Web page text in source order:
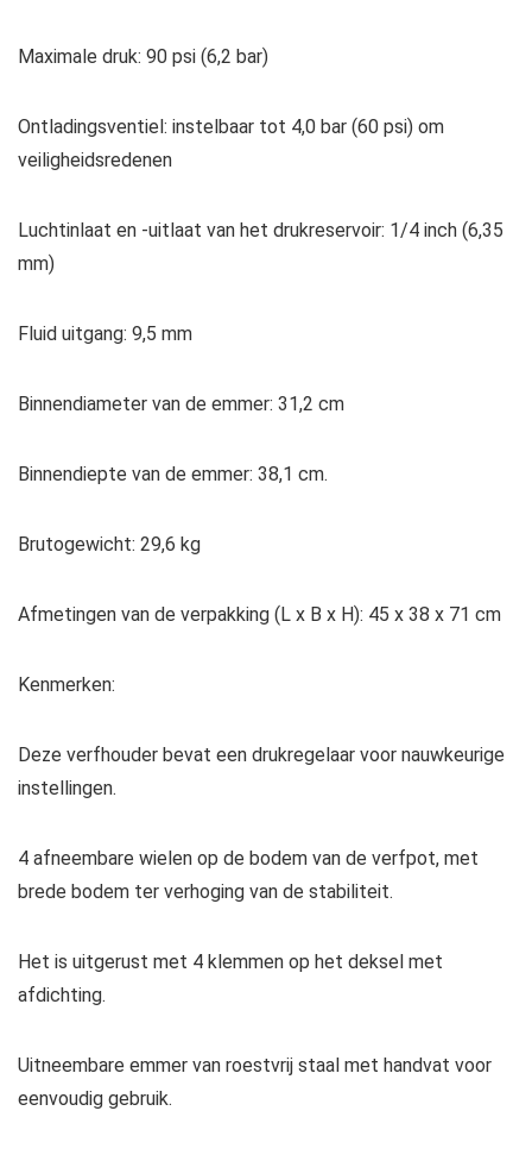
Maximale druk: 90 psi (6,2 bar)
Ontladingsventiel: instelbaar tot 4,0 bar (60 psi) om
veiligheidsredenen
Luchtinlaat en -uitlaat van het drukreservoir: 1/4 inch (6,35
mm)
Fluid uitgang: 9,5 mm
Binnendiameter van de emmer: 31,2 cm
Binnendiepte van de emmer: 38,1 cm.
Brutogewicht: 29,6 kg
Afmetingen van de verpakking (L x B x H): 45 x 38 x 71 cm
Kenmerken:
Deze verfhouder bevat een drukregelaar voor nauwkeurige
instellingen.
4 afneembare wielen op de bodem van de verfpot, met
brede bodem ter verhoging van de stabiliteit.
Het is uitgerust met 4 klemmen op het deksel met
afdichting.
Uitneembare emmer van roestvrij staal met handvat voor
eenvoudig gebruik.